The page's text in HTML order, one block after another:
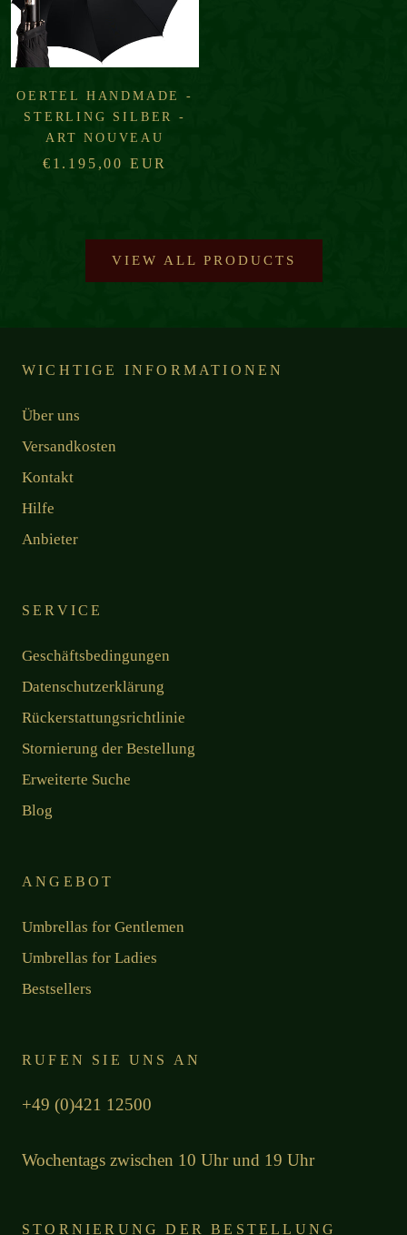
OERTEL HANDMADE -
STERLING SILBER -
ART NOUVEAU
€1.195,00 EUR
VIEW ALL PRODUCTS
WICHTIGE INFORMATIONEN
Über uns
Versandkosten
Kontakt
Hilfe
Anbieter
SERVICE
Geschäftsbedingungen
Datenschutzerklärung
Rückerstattungsrichtlinie
Stornierung der Bestellung
Erweiterte Suche
Blog
ANGEBOT
Umbrellas for Gentlemen
Umbrellas for Ladies
Bestsellers
RUFEN SIE UNS AN
+49 (0)421 12500
Wochentags zwischen 10 Uhr und 19 Uhr
STORNIERUNG DER BESTELLUNG